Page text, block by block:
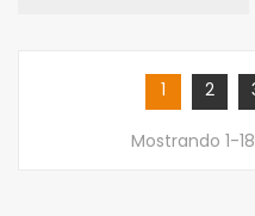
1 2
Mostrando 1-